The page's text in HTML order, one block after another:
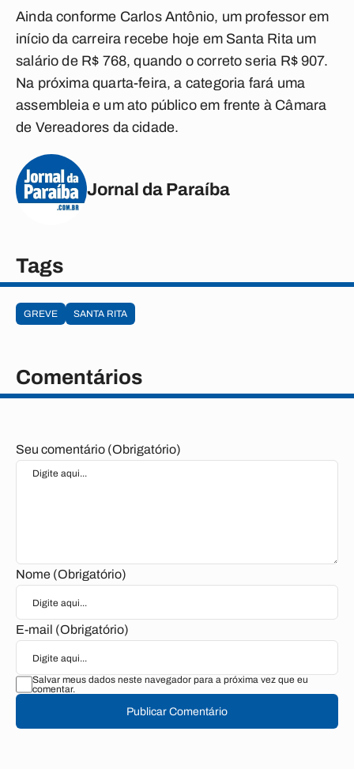
Ainda conforme Carlos Antônio, um professor em
início da carreira recebe hoje em Santa Rita um
salário de R$ 768, quando o correto seria R$ 907.
Na próxima quarta-feira, a categoria fará uma
assembleia e um ato público em frente à Câmara
de Vereadores da cidade.
Jornal da Paraíba
Tags
GREVE SANTA RITA
Comentários
Seu comentário (Obrigatório)
Nome (Obrigatório)
E-mail (Obrigatório)
Salvar meus dados neste navegador para a próxima vez que eu
comentar.
Publicar Comentário